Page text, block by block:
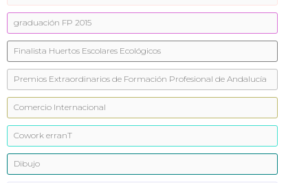
graduación FP 2015
Finalista Huertos Escolares Ecológicos
Premios Extraordinarios de Formación Profesional de Andalucía
Comercio Internacional
Cowork erranT
Dibujo